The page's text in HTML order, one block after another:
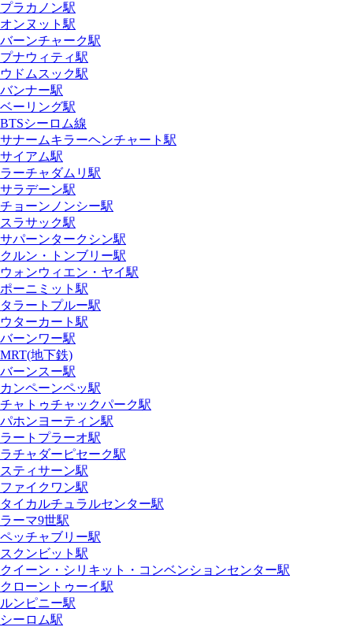
プラカノン駅
オンヌット駅
バーンチャーク駅
プナウィティ駅
ウドムスック駅
バンナー駅
ベーリング駅
BTSシーロム線
サナームキラーヘンチャート駅
サイアム駅
ラーチャダムリ駅
サラデーン駅
チョーンノンシー駅
スラサック駅
サパーンタークシン駅
クルン・トンブリー駅
ウォンウィエン・ヤイ駅
ポーニミット駅
タラートプルー駅
ウターカート駅
バーンワー駅
MRT(地下鉄)
バーンスー駅
カンペーンペッ駅
チャトゥチャックパーク駅
パホンヨーティン駅
ラートプラーオ駅
ラチャダーピセーク駅
スティサーン駅
ファイクワン駅
タイカルチュラルセンター駅
ラーマ9世駅
ペッチャブリー駅
スクンビット駅
クイーン・シリキット・コンベンションセンター駅
クローントゥーイ駅
ルンピニー駅
シーロム駅